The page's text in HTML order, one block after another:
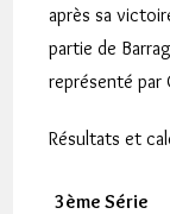
après sa
partie de
représenté par
Résultats et
3ème Série